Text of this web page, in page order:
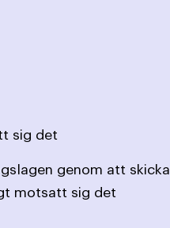
sig det
genom att skicka
motsatt sig det